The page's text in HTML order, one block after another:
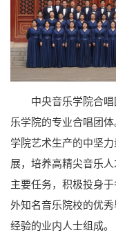
中央音乐学院合唱
乐学院的专业合唱团
学院艺术生产的中坚
展，培养高精尖音乐
主要任务，积极投身
外知名音乐院校的优
经验的业内人士组成。